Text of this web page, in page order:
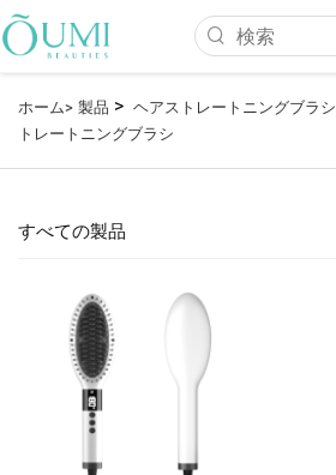
製品
ニュース
ホーム> 製品 > ヘアストレートニングブラシ
トレートニングブラシ
すべての製品